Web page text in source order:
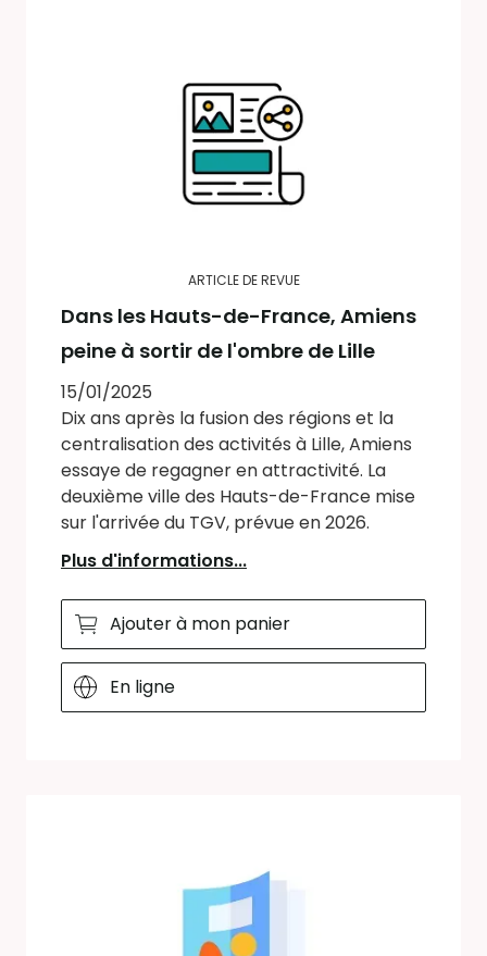
ARTICLE DE REVUE
Dans les Hauts-de-France, Amiens
peine à sortir de l'ombre de Lille
15/01/2025
Dix ans après la fusion des régions et la
centralisation des activités à Lille, Amiens
essaye de regagner en attractivité. La
deuxième ville des Hauts-de-France mise
sur l'arrivée du TGV, prévue en 2026.
Plus d'informations...
Ajouter à mon panier
En ligne